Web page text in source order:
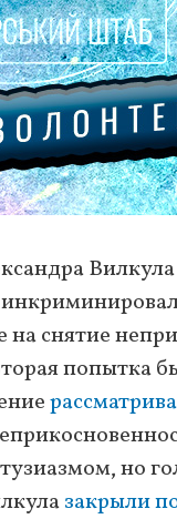
снятие
попытка
но
закрыли